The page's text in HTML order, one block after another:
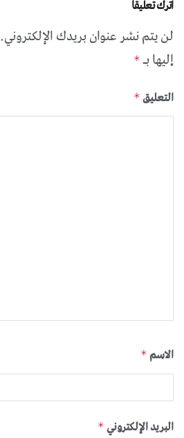
اترك تعليقاً
لن يتم نشر عنوان بريدك الإلكتروني.
إليها بـ *
التعليق *
الاسم *
البريد الإلكتروني *